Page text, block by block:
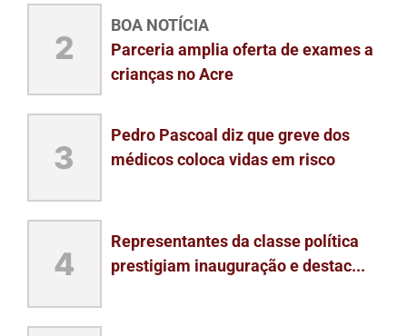
2
BOA NOTÍCIA
Parceria amplia oferta de exames a
crianças no Acre
3
Pedro Pascoal diz que greve dos
médicos coloca vidas em risco
4
Representantes da classe política
prestigiam inauguração e destac...